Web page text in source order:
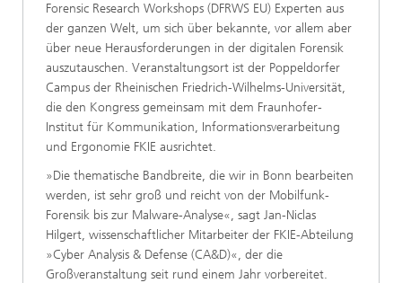
Forensic Research Workshops (DFRWS EU) Experten aus
der ganzen Welt, um sich über bekannte, vor allem aber
über neue Herausforderungen in der digitalen Forensik
auszutauschen. Veranstaltungsort ist der Poppeldorfer
Campus der Rheinischen Friedrich-Wilhelms-Universität,
die den Kongress gemeinsam mit dem Fraunhofer-
Institut für Kommunikation, Informationsverarbeitung
und Ergonomie FKIE ausrichtet.
»Die thematische Bandbreite, die wir in Bonn bearbeiten
werden, ist sehr groß und reicht von der Mobilfunk-
Forensik bis zur Malware-Analyse«, sagt Jan-Niclas
Hilgert, wissenschaftlicher Mitarbeiter der FKIE-Abteilung
»Cyber Analysis & Defense (CA&D)«, der die
Großveranstaltung seit rund einem Jahr vorbereitet.